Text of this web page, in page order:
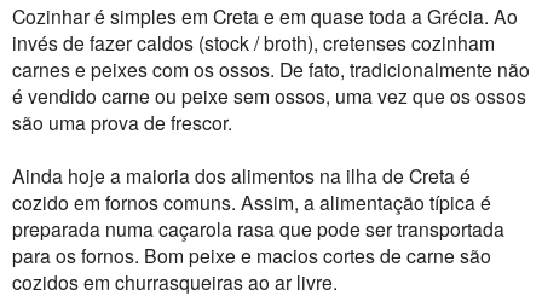
Cozinhar é simples em Creta e em quase toda a Grécia. Ao
invés de fazer caldos (stock / broth), cretenses cozinham
carnes e peixes com os ossos. De fato, tradicionalmente não
é vendido carne ou peixe sem ossos, uma vez que os ossos
são uma prova de frescor.
Ainda hoje a maioria dos alimentos na ilha de Creta é
cozido em fornos comuns. Assim, a alimentação típica é
preparada numa caçarola rasa que pode ser transportada
para os fornos. Bom peixe e macios cortes de carne são
cozidos em churrasqueiras ao ar livre.